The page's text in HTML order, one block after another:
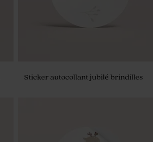
Sticker autocollant jubilé brindilles